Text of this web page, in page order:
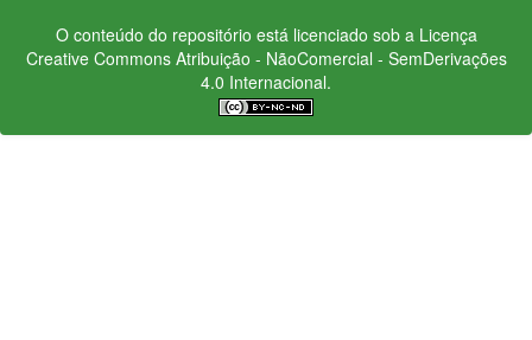
O conteúdo do repositório está licenciado sob a Licença
Creative CommonsAtribuição - NãoComercial - SemDerivações
4.0 Internacional.